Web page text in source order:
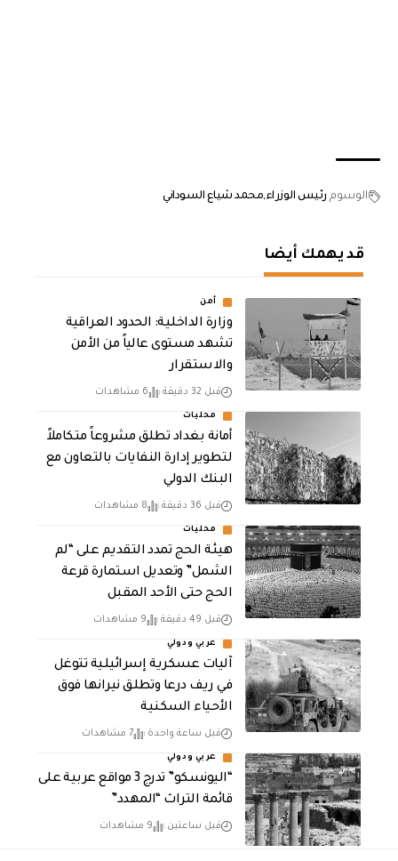
الوسوم رئيس الوزراءمحمد شياع السوداني
قد يهمك أيضا
أمن
وزارة الداخلية: الحدود العراقية
تشهد مستوى عالياً من الأمن
والاستقرار
قبل 32 دقيقة 6 مشاهدات
محليات
أمانة بغداد تطلق مشروعاً متكاملاً
لتطوير إدارة النفايات بالتعاون مع
البنك الدولي
قبل 36 دقيقة 8 مشاهدات
محليات
هيئة الحج تمدد التقديم على “لم
الشمل” وتعديل استمارة قرعة
الحج حتى الأحد المقبل
قبل 49 دقيقة 9 مشاهدات
عربي ودولي
آليات عسكرية إسرائيلية تتوغل
في ريف درعا وتطلق نيرانها فوق
الأحياء السكنية
قبل ساعة واحدة 7 مشاهدات
عربي ودولي
“اليونسكو” تدرج 3 مواقع عربية على
قائمة التراث “المهدد”
قبل ساعتين 9 مشاهدات